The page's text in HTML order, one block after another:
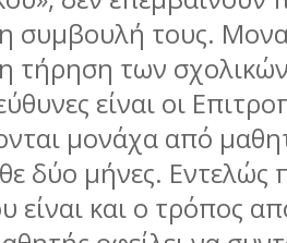
συµβουλή τους.
τήρηση των
είναι οι
µονάχα από
δύο µήνες.
είναι και ο τρόπος